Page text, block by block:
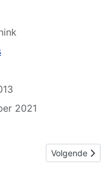
2021
13 - het onkruid
Volgende
Volgende